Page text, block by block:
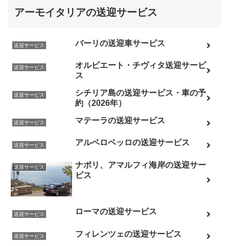
アーモイタリアの送迎サービス
送迎サービス バーリの送迎車サービス
送迎サービス
オルビエート・チヴィタ送迎サービ
ス
送迎サービス
シチリア島の送迎サービス・車の予
約（2026年）
送迎サービス マテーラの送迎サービス
送迎サービス アルベロベッロの送迎サービス
送迎サービス
ナポリ、アマルフィ海岸の送迎サー
ビス
送迎サービス ローマの送迎サービス
送迎サービス フィレンツェの送迎サービス